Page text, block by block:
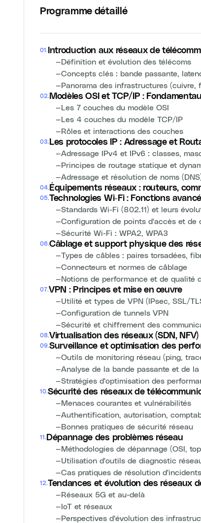
Programme détaillé
01 . Introduction aux réseaux de
—Définition et évolution des télécoms
—Concepts clés : bande passante,
—Panorama des infrastructures (cuivre,
02. Modèles OSI et TCP/IP :
—Les 7 couches du modèle OSI
—Les 4 couches du modèle TCP/IP
—Rôles et interactions des couches
03. Les protocoles IP : Adressage et
—Adressage IPv4 et IPv6 : classes,
—Principes de routage statique et
—Adressage et résolution de noms
04. Équipements réseaux : routeurs,
05.Technologies Wi-Fi : Fonctions
—Standards Wi-Fi (802.11) et leurs
—Configuration de points d'accès et de
—Sécurité Wi-Fi : WPA2, WPA3
06.Câblage et support physique des
—Types de câbles : paires torsadées,
—Connecteurs et normes de câblage
—Notions de performance et de qualité
07.VPN : Principes et mise en œuvre
—Utilité et types de VPN (IPsec, SSL/
—Configuration de tunnels VPN
—Sécurité et chiffrement des
08.Virtualisation des réseaux (SDN, NFV)
09.Surveillance et optimisation des
—Outils de monitoring réseau (ping,
—Analyse de la bande passante et de
—Stratégies d'optimisation des
10.Sécurité des réseaux de
—Menaces courantes et vulnérabilités
—Authentification, autorisation,
—Bonnes pratiques de sécurité réseau
11 . Dépannage des problèmes réseau
—Méthodologies de dépannage (OSI,
—Utilisation d'outils de diagnostic
—Cas pratiques de résolution d'incidents
12.Tendances et évolution des réseaux
—Réseaux 5G et au-delà
—IoT et réseaux
—Perspectives d'évolution des